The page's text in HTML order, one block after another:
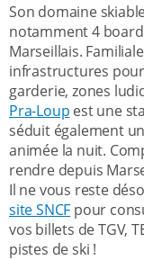
Son domaine
notamment 4
Marseillais.
infrastructures
garderie, zones
Pra-Loup est une
séduit également
animée la nuit.
rendre depuis
Il ne vous reste
site SNCF pour
vos billets de TGV,
pistes de ski !